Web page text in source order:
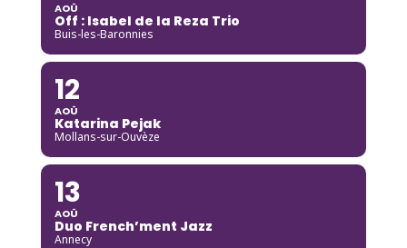
AOÛ
Off : Isabel de la Reza Trio
Buis-les-Baronnies
12
AOÛ
Katarina Pejak
Mollans-sur-Ouvèze
13
AOÛ
Duo French’ment Jazz
Annecy